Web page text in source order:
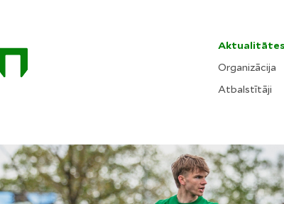
Aktualitātes
Organizācija
Atbalstītāji